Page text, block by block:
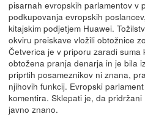
pisarnah evropskih parlamentov v
podkupovanja evropskih
kitajskim podjetjem Huawei.
okviru preiskave vložili obtožnice
Četverica je v priporu zaradi
obtožena pranja denarja in je bila
priprtih posameznikov ni znana,
njihovih funkcij. Evropski
komentira. Sklepati je, da
javno znano.